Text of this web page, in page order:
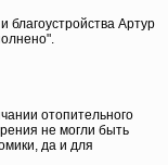
благоустройства Артур
отопительного
не могли быть
да и для